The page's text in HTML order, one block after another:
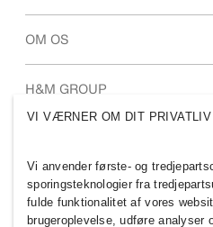
Vores kultur og fordele
OM OS
Hvem er vi
Bæredygtighed
H&M GROUP
VI VÆRNER OM DIT PRIVATLIV
Vi anvender første- og
sporingsteknologier fra
fulde funktionalitet af vores
brugeroplevelse, udføre analyser